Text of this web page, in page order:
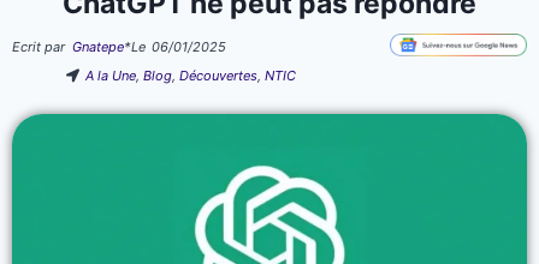
Ecrit par Gnatepe*Le 06/01/2025
A la Une,Blog,Découvertes,NTIC